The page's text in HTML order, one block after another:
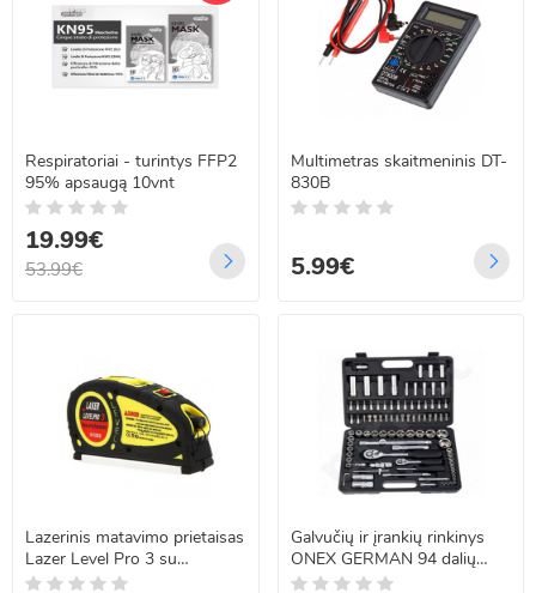
Respiratoriai - turintys FFP2
95% apsaugą 10vnt
19.99€
53.99€
Multimetras skaitmeninis DT-
830B
5.99€
Lazerinis matavimo prietaisas
Lazer Level Pro 3 su
įmontuotu gulsčiuku ir 5,5 m
Galvučių ir įrankių rinkinys
ONEX GERMAN 94 dalių
OX-249SL